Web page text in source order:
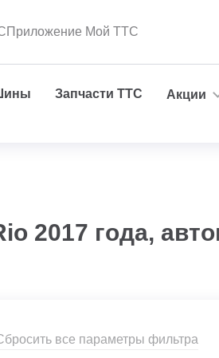
Приложение Мой ТТС
Запчасти ТТС Акции
2017 года,
все параметры фильтра